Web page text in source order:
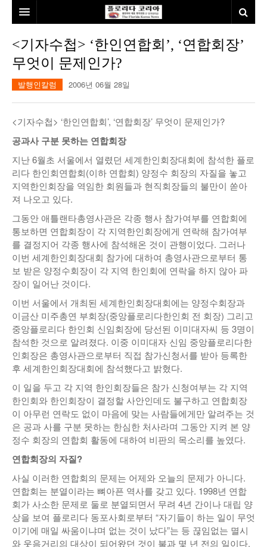
본사소개
뉴스
김명열칼럼
이명덕칼럼
김원동칼럼
본보특집
100인선/독자광장
독자광장
인근여행지
놀이공원
낚시/비치
골프
인터뷰/탐방
<기자수첩> ‘한인연합회’, ‘연합회장’
무엇이 문제인가?
발행인칼럼 2006년 06월 28일
<기자수첩> ‘한인연합회’, ‘연합회장’ 무엇이 문제인가?
공과사 구분 못하는 연합회장
지난 6월초 서울에서 열렸던 세계한인회장대회에 참석한 플로
리다 한인회연합회(이하 연합회) 양정수 회장의 자질을 놓고
지역한인회장을 역임한 회원들과 현직회장들의 불만이 쏟아
져 나오고 있다.
그동안 애틀랜타총영사관은 각종 행사 참가여부를 연합회에
통보하면 연합회장이 각 지역한인회장에게 연락해 참가여부
를 결정지어 각종 행사에 참석해온 것이 관행이었다. 그러나
이번 세계한인회장대회 참가에 대하여 총영사관으로부터 통
보 받은 양정수회장이 각 지역 한인회에 연락을 하지 않아 파
장이 일어난 것이다.
이번 서울에서 개최된 세계한인회장대회에는 양정수회장과
이금산 미주총연 부회장(중앙플로리다한인회 전 회장) 그리고
중앙플로리다 한인회 신임회장에 당선된 이미대자씨 등 3명이
참석한 것으로 알려졌다. 이중 이미대자 신임 중앙플로리다한
인회장은 총영사관으로부터 직접 참가신청서를 받아 등록한
후 세계한인회장대회에 참석했다고 밝혔다.
이 일을 두고 각 지역 한인회장들은 참가 신청여부는 각 지역
한인회와 한인회장이 결정할 사안인데도 불구하고 연합회장
이 아무런 연락도 없이 마음에 맞는 사람들에게만 알려주는 것
은 공과 사를 구분 못하는 한심한 처사라며 그동안 지켜 본 양
정수 회장의 연합회 활동에 대하여 비판의 목소리를 높였다.
연합회장의 자질?
사실 이러한 연합회의 문제는 어제와 오늘의 문제가 아니다.
연합회는 분열이라는 뼈아픈 역사를 갖고 있다. 1998년 연합
회가 사소한 문제로 둘로 분열되면서 무려 4년 간이나 대립 양
상을 보여 플로리다 동포사회로부터 “자기들이 하는 일이 무엇
이기에 매일 싸움이냐며 없는 것이 났다”는 등 끊임없는 멸시
와 웃음거리의 대상이 되어왔던 것이 불과 몇 년 전의 일이다.